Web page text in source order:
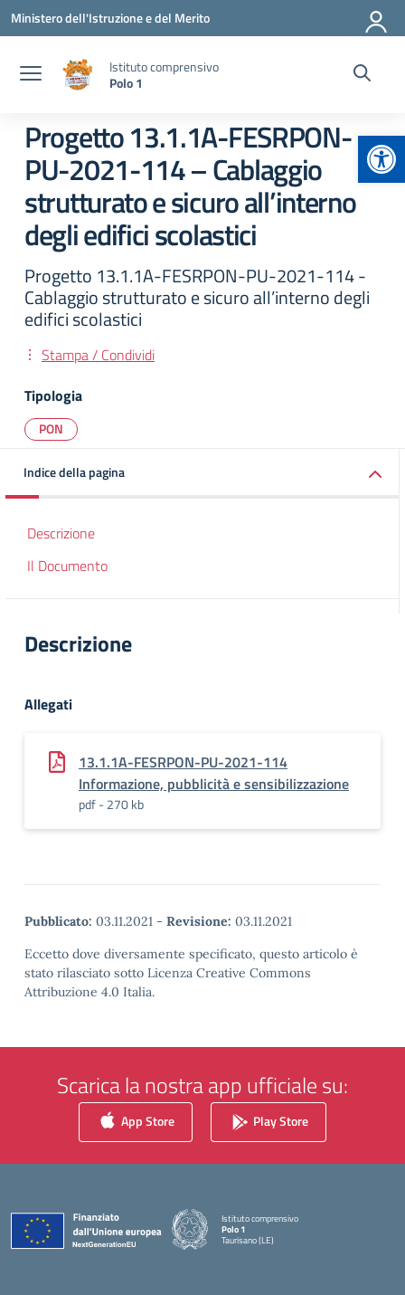
Vai ai contenuti
Vai al menu di navigazione
Vai al footer
Ministero dell'Istruzione e del Merito
Istituto comprensivo
Polo 1
Progetto 13.1.1A-FESRPON-
PU-2021-114 – Cablaggio
strutturato e sicuro all’interno
degli edifici scolastici
Progetto 13.1.1A-FESRPON-PU-2021-114 -
Cablaggio strutturato e sicuro all’interno degli
edifici scolastici
Stampa / Condividi
Tipologia
PON
Indice della pagina
Descrizione
Il Documento
Descrizione
Allegati
13.1.1A-FESRPON-PU-2021-114
Informazione, pubblicità e sensibilizzazione
pdf - 270 kb
Pubblicato: 03.11.2021 - Revisione: 03.11.2021
Eccetto dove diversamente specificato, questo articolo è
stato rilasciato sotto Licenza Creative Commons
Attribuzione 4.0 Italia.
Scarica la nostra app ufficiale su:
App Store Play Store
Istituto comprensivo
Polo 1
Taurisano (LE)